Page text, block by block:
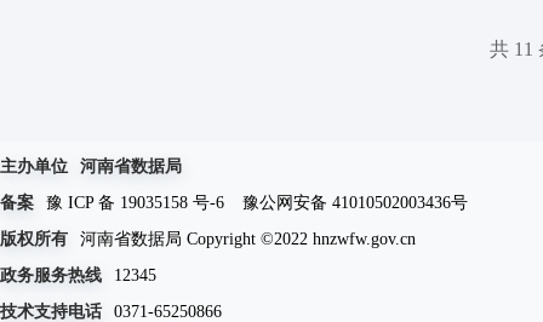
共 11
主办单位
河南省数据局
备案
豫 ICP 备 19035158 号-6
豫公网安备 41010502003436号
版权所有
河南省数据局 Copyright ©2022 hnzwfw.gov.cn
政务服务热线
12345
技术支持电话
0371-65250866